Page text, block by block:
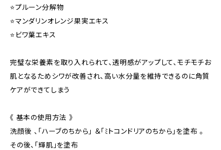
⭐プルーン分解物
⭐マンダリンオレンジ果実エキス
⭐ビワ葉エキス
完璧な栄養素を取り入れられて、透明感がアップして、モチモチお
肌となるためシワが改善され、高い水分量を維持できるのに角質
ケアができてしまう
《 基本の使用方法 》
洗顔後 、「ハーブのちから」 ＆「ﾐトコンドリアのちから」を塗布 。
その後、「輝肌」を塗布